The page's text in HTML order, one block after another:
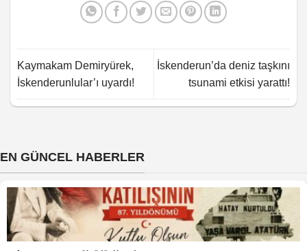
Kaymakam Demiryürek,
İskenderunlular’ı uyardı!
İskenderun’da deniz taşkını
tsunami etkisi yarattı!
EN GÜNCEL HABERLER